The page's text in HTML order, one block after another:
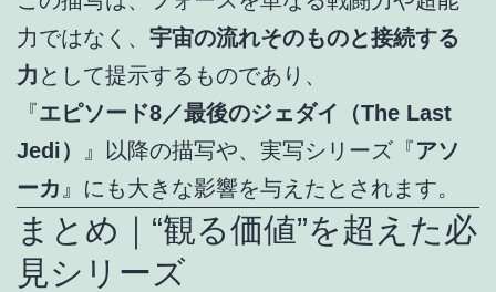
力ではなく、 宇宙の流れそのものと接続する
力 として提示するものであり、
『エピソード8／最後のジェダイ（The Last
Jedi）
』以降の描写や、実写シリーズ『アソ
ーカ 』にも大きな影響を与えたとされます。
まとめ｜“観る価値”を超えた必
見シリーズ